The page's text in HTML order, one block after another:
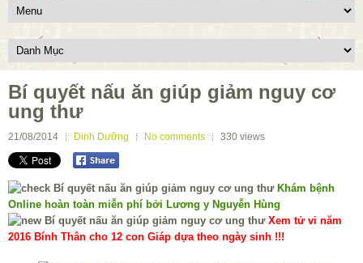
Bí quyết nấu ăn giúp giảm nguy cơ
ung thư
21/08/2014 Dinh Dưỡng No comments 330 views
Khám bệnh
Online hoàn toàn miễn phí bởi Lương y Nguyễn Hùng
Xem tử vi năm
2016 Bính Thân cho 12 con Giáp dựa theo ngày sinh !!!